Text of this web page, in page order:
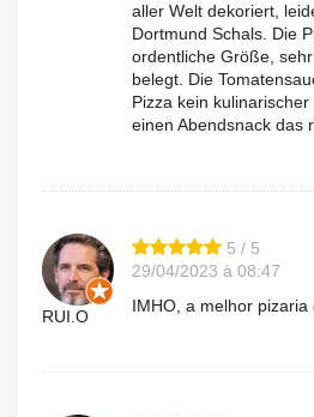
aller Welt dekoriert,
Dortmund Schals. Die
ordentliche Größe,
belegt. Die
Pizza kein
einen Abendsnack das
RUI.O
5 / 5
29/04/2023 à 08:47
IMHO, a melhor pizaria